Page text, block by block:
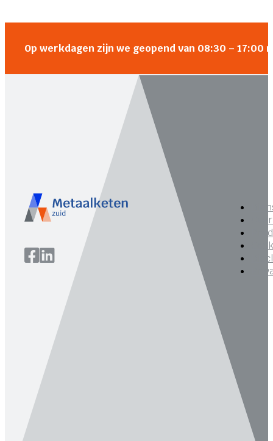
Op werkdagen zijn we geopend van 08:30 –
Website laten maken door Bureau Magneet – Online